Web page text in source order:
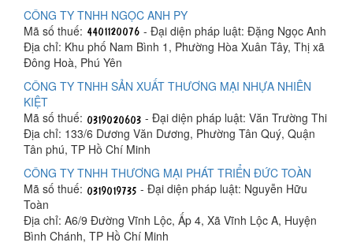
CÔNG TY TNHH NGỌC ANH PY
Mã số thuế:
- Đại diện pháp luật: Đặng Ngọc Anh
Địa chỉ: Khu phố Nam Bình 1, Phường Hòa Xuân Tây, Thị xã
Đông Hoà, Phú Yên
CÔNG TY TNHH SẢN XUẤT THƯƠNG MẠI NHỰA NHIÊN
KIỆT
Mã số thuế:
- Đại diện pháp luật: Văn Trường Thi
Địa chỉ: 133/6 Dương Văn Dương, Phường Tân Quý, Quận
Tân phú, TP Hồ Chí Minh
CÔNG TY TNHH THƯƠNG MẠI PHÁT TRIỂN ĐỨC TOÀN
Mã số thuế:
- Đại diện pháp luật: Nguyễn Hữu
Toàn
Địa chỉ: A6/9 Đường Vĩnh Lộc, Ấp 4, Xã Vĩnh Lộc A, Huyện
Bình Chánh, TP Hồ Chí Minh